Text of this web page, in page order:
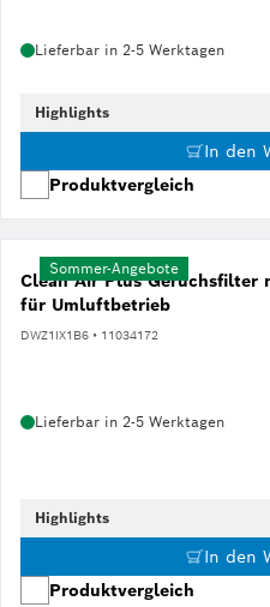
Lieferbar in 2-5 Werktagen
Highlights
In den
Produktvergleich
Clean Air Plus Geruchsfilter
für Umluftbetrieb
DWZ1IX1B6 • 11034172
Sommer-Angebote
Lieferbar in 2-5 Werktagen
Highlights
In den
Produktvergleich